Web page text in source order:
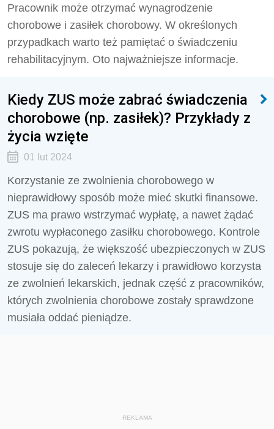
Pracownik może otrzymać wynagrodzenie
chorobowe i zasiłek chorobowy. W określonych
przypadkach warto też pamiętać o świadczeniu
rehabilitacyjnym. Oto najważniejsze informacje.
Kiedy ZUS może zabrać świadczenia
chorobowe (np. zasiłek)? Przykłady z
życia wzięte
01 lut 2024
Korzystanie ze zwolnienia chorobowego w
nieprawidłowy sposób może mieć skutki finansowe.
ZUS ma prawo wstrzymać wypłatę, a nawet żądać
zwrotu wypłaconego zasiłku chorobowego. Kontrole
ZUS pokazują, że większość ubezpieczonych w ZUS
stosuje się do zaleceń lekarzy i prawidłowo korzysta
ze zwolnień lekarskich, jednak część z pracowników,
których zwolnienia chorobowe zostały sprawdzone
musiała oddać pieniądze.
REKLAMA